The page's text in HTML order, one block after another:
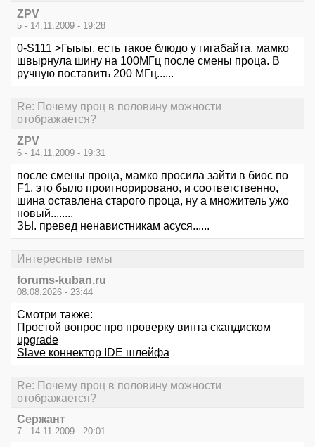
ZPV
5 - 14.11.2009 - 19:28
0-S111 >Гыыы, есть такое блюдо у гигабайта, мамко
швырнула шину на 100МГц после смены проца. В
ручную поставить 200 МГц......
Re: Почему проц в половину можности
отображается?
ZPV
6 - 14.11.2009 - 19:31
после смены проца, мамко просила зайти в биос по
F1, это было проигнорировано, и соответственно,
шина оставлена старого проца, ну а множитель ужо
новый........
ЗЫ. превед ненавистникам асуся......
Интересные темы
forums-kuban.ru
08.08.2026 - 23:44
Смотри также:
Простой вопрос про проверку винта скандиском
upgrade
Slave коннектор IDE шлейфа
Re: Почему проц в половину можности
отображается?
Сержант
7 - 14.11.2009 - 20:01